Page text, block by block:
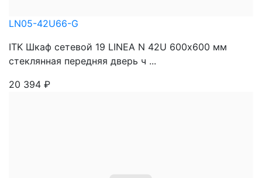
LN05-42U66-G
ITK Шкаф сетевой 19 LINEA N 42U 600х600 мм
стеклянная передняя дверь ч ...
20 394 ₽